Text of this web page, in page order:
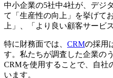
中小企業の5社中4社が、デジ
て「生産性の向上」を挙げて
上」、「より良い顧客サービ
特に財務面では、 CRMの採用
す。私たちが調査した企業の
CRMを使用することで、自社
います。